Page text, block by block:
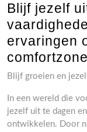
Blijf jezelf
ervaringen
Blijf groeien en
In een wereld die
jezelf uit te dagen
ontwikkelen. Door